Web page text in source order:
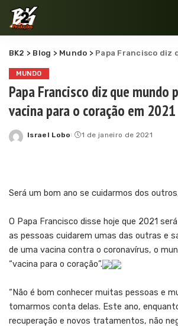
BK2 > Blog > Mundo > Papa Francisco diz que mundo
MUNDO
Papa Francisco diz que mundo
vacina para o coração em 2021
Posted
Israel Lobo 1 de janeiro de 2021
Será um bom ano se cuidarmos dos
O Papa Francisco disse hoje que 2021
as pessoas cuidarem umas das outras e
de uma vacina contra o coronavírus, o
“vacina para o coração”.
“Não é bom conhecer muitas pessoas e
tomarmos conta delas. Este ano,
recuperação e novos tratamentos, não